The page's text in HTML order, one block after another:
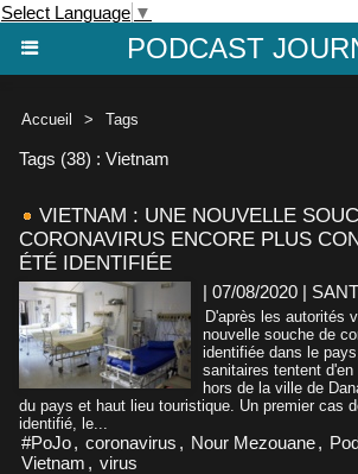
Select Language ▼
PODCAST
Accueil > Tags
Tags (38) : Vietnam
VIETNAM : UNE NOUVELLE
CORONAVIRUS ENCORE PLUS
ÉTÉ IDENTIFIÉE
| 07/08/2020 |
D'après les autorités
nouvelle souche de
identifiée dans le
sanitaires tentent
hors de la ville de
du pays et haut lieu touristique. Un premier cas
identifié, le...
#PoJo, coronavirus , Nour Mezouane,
Vietnam , virus